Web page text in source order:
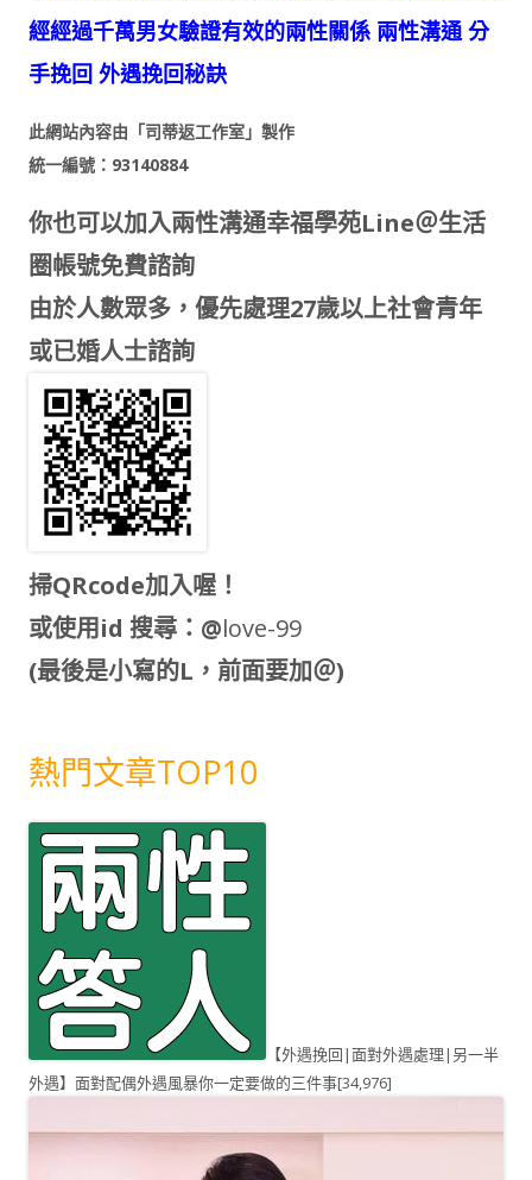
經經過千萬男女驗證有效的兩性關係 兩性溝通 分
手挽回 外遇挽回秘訣
此網站內容由「司蒂返工作室」製作
統一編號：93140884
你也可以加入兩性溝通幸福學苑Line＠生活
圈帳號免費諮詢
由於人數眾多，優先處理27歲以上社會青年
或已婚人士諮詢
掃QRcode加入喔！
或使用id 搜尋：@love-99
(最後是小寫的L，前面要加＠)
熱門文章TOP10
【外遇挽回|面對外遇處理|另一半
外遇】面對配偶外遇風暴你一定要做的三件事[34,976]